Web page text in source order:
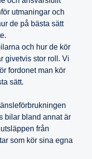
utmaningar och
de på bästa sätt
och hur de kör
givetvis stor roll. Vi
fordonet man kör
sätt.
bilar bland annat är
från
som kör sina egna